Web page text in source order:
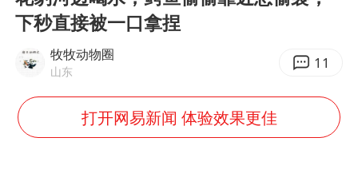
酒店回应车内过夜被收150元
杭州全市有序停课
下秒直接被一口拿捏
牧牧动物圈
山东 11
打开网易新闻 体验效果更佳